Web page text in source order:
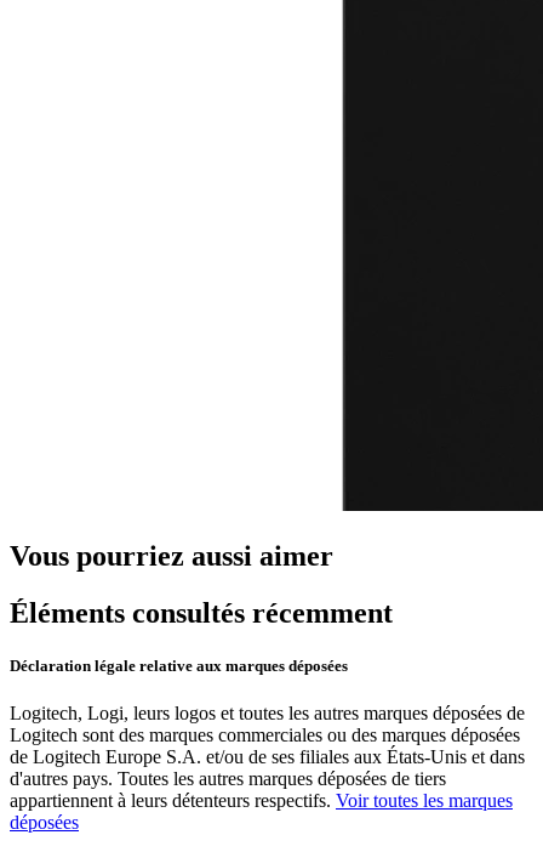
Vous pourriez aussi aimer
Éléments consultés récemment
Déclaration légale relative aux marques déposées
Logitech, Logi, leurs logos et toutes les autres marques déposées de
Logitech sont des marques commerciales ou des marques déposées
de Logitech Europe S.A. et/ou de ses filiales aux États-Unis et dans
d'autres pays. Toutes les autres marques déposées de tiers
appartiennent à leurs détenteurs respectifs. Voir toutes les marques
déposées